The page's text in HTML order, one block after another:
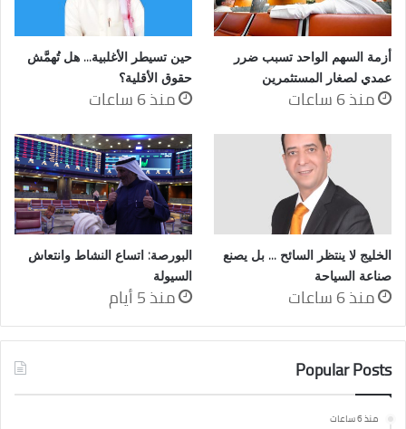
أزمة السهم الواحد تسبب ضرر
عمدي لصغار المستثمرين
منذ 6 ساعات
حين تسيطر الأغلبية… هل تُهمَّش
حقوق الأقلية؟
منذ 6 ساعات
الخليج لا ينتظر السائح … بل يصنع
صناعة السياحة
منذ 6 ساعات
البورصة: اتساع النشاط وانتعاش
السيولة
منذ 5 أيام
Popular Posts
منذ 6 ساعات